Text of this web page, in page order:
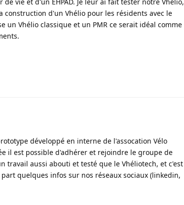
d'un Vhélio pour les résidents avec le
un Vhélio classique et un PMR ce serait idéal comme
développé en interne de l'assocation Vélo
il est possible d'adhérer et rejoindre le groupe de
travail aussi abouti et testé que le Vhéliotech, et c'est
quelques infos sur nos réseaux sociaux (linkedin,